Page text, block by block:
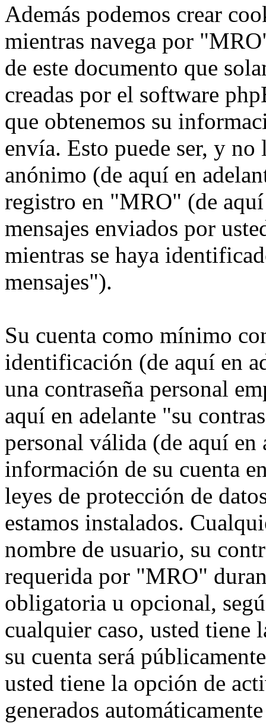
Además podemos crear
mientras navega por
de este documento que
creadas por el software
que obtenemos su
envía. Esto puede ser, y
anónimo (de aquí en
registro en "MRO" (de
mensajes enviados por
mientras se haya
mensajes").
Su cuenta como mínimo
identificación (de aquí en
una contraseña personal
aquí en adelante "su
personal válida (de aquí
información de su cuenta
leyes de protección de
estamos instalados.
nombre de usuario, su
requerida por "MRO"
obligatoria u opcional,
cualquier caso, usted tiene
su cuenta será
usted tiene la opción de
generados